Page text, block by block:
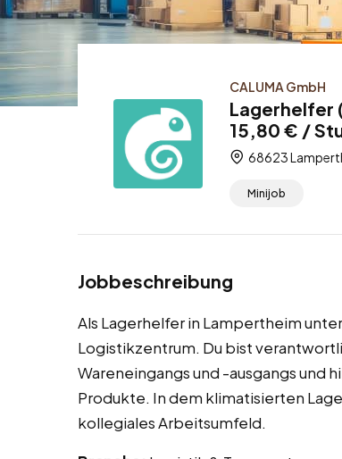
CALUMA GmbH
Lagerhelfer
15,80 € /
68623
Minijob
Jobbeschreibung
Als Lagerhelfer in Lampertheim
Logistikzentrum. Du bist
Wareneingangs und -ausgangs und
Produkte. In dem klimatisierten
kollegiales Arbeitsumfeld.